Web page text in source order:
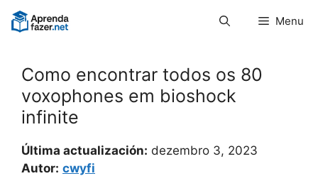
Pular
para
Menu
Como encontrar todos os 80
voxophones em bioshock
infinite
Última actualización: dezembro 3, 2023
Autor: cwyfi